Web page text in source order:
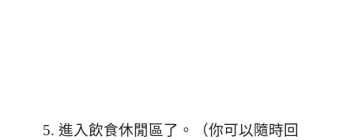
5. 進入飲食休閒區了。（你可以隨時回